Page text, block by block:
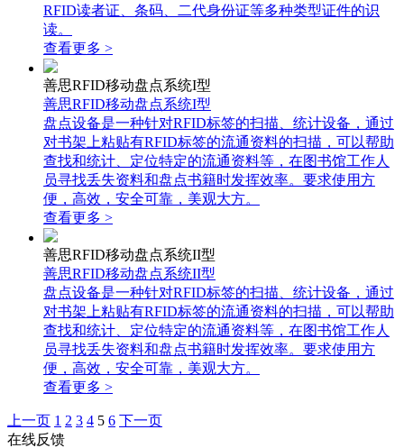
RFID读者证、条码、二代身份证等多种类型证件的识
读。
查看更多 >
善思RFID移动盘点系统I型
善思RFID移动盘点系统I型
盘点设备是一种针对RFID标签的扫描、统计设备，通过
对书架上粘贴有RFID标签的流通资料的扫描，可以帮助
查找和统计、定位特定的流通资料等，在图书馆工作人
员寻找丢失资料和盘点书籍时发挥效率。要求使用方
便，高效，安全可靠，美观大方。
查看更多 >
善思RFID移动盘点系统II型
善思RFID移动盘点系统II型
盘点设备是一种针对RFID标签的扫描、统计设备，通过
对书架上粘贴有RFID标签的流通资料的扫描，可以帮助
查找和统计、定位特定的流通资料等，在图书馆工作人
员寻找丢失资料和盘点书籍时发挥效率。要求使用方
便，高效，安全可靠，美观大方。
查看更多 >
上一页 1 2 3 4 5 6 下一页
在线反馈